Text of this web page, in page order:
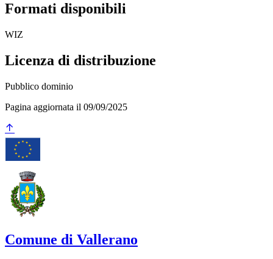
Formati disponibili
WIZ
Licenza di distribuzione
Pubblico dominio
Pagina aggiornata il 09/09/2025
Comune di Vallerano